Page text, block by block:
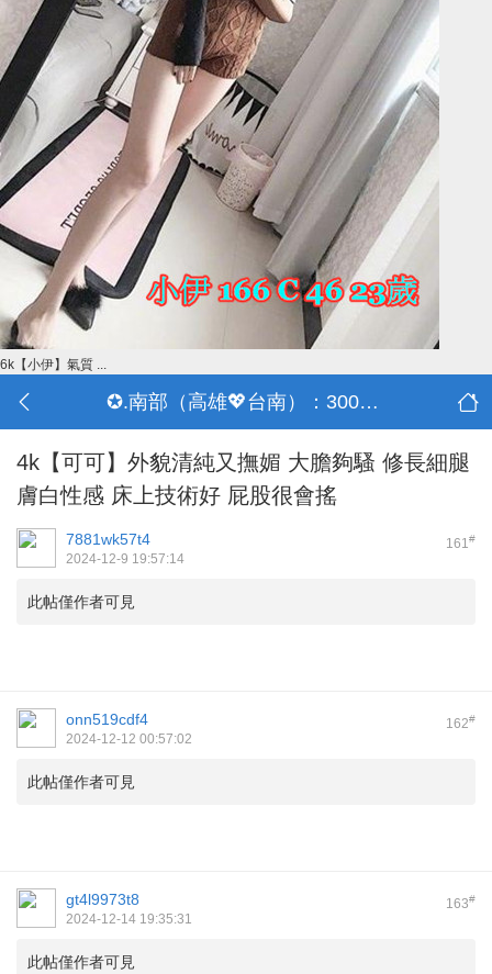
6k【小伊】氣質 ...
✪.南部（高雄💖台南）：3000-30000
4k【可可】外貌清純又撫媚 大膽夠騷 修長細腿
膚白性感 床上技術好 屁股很會搖
161#
7881wk57t4
2024-12-9 19:57:14
此帖僅作者可見
162#
onn519cdf4
2024-12-12 00:57:02
此帖僅作者可見
163#
gt4l9973t8
2024-12-14 19:35:31
此帖僅作者可見